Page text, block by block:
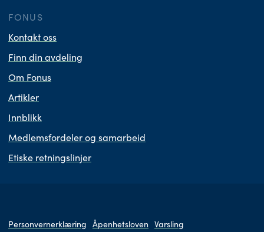
FONUS
Kontakt oss
Finn din avdeling
Om Fonus
Artikler
Innblikk
Medlemsfordeler og samarbeid
Etiske retningslinjer
Personvernerklæring Åpenhetsloven Varsling